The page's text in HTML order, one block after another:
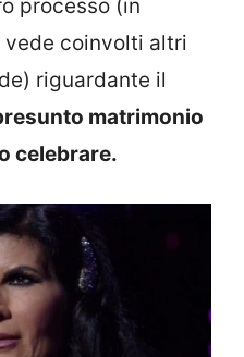
processo (in
vede coinvolti altri
riguardante il
matrimonio
celebrare.